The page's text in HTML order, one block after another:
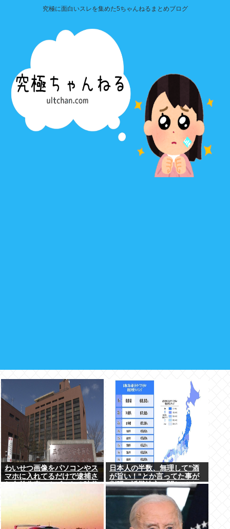
究極に面白いスレを集めた5ちゃんねるまとめブログ
わいせつ画像をパソコンやス
マホに入れてるだけで逮捕さ
れ名前公表、クビになる時代
日本人の半数、無理して"酒
が旨い！"とか言ってた事が
判明。近畿地方に関しては6
割が下戸